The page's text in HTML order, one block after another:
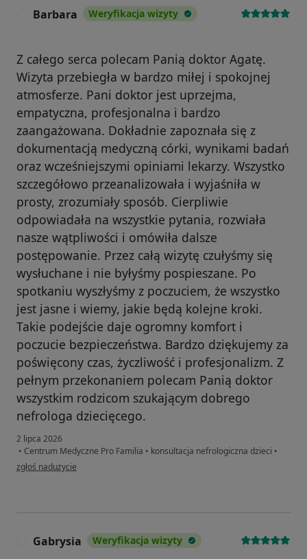
Barbara Weryfikacja wizyty
Z całego serca polecam Panią doktor Agatę.
Wizyta przebiegła w bardzo miłej i spokojnej
atmosferze. Pani doktor jest uprzejma,
empatyczna, profesjonalna i bardzo
zaangażowana. Dokładnie zapoznała się z
dokumentacją medyczną córki, wynikami badań
oraz wcześniejszymi opiniami lekarzy. Wszystko
szczegółowo przeanalizowała i wyjaśniła w
prosty, zrozumiały sposób. Cierpliwie
odpowiadała na wszystkie pytania, rozwiała
nasze wątpliwości i omówiła dalsze
postępowanie. Przez całą wizytę czułyśmy się
wysłuchane i nie byłyśmy pospieszane. Po
spotkaniu wyszłyśmy z poczuciem, że wszystko
jest jasne i wiemy, jakie będą kolejne kroki.
Takie podejście daje ogromny komfort i
poczucie bezpieczeństwa. Bardzo dziękujemy za
poświęcony czas, życzliwość i profesjonalizm. Z
pełnym przekonaniem polecam Panią doktor
wszystkim rodzicom szukającym dobrego
nefrologa dziecięcego.
2 lipca 2026
• Centrum Medyczne Pro Familia • konsultacja nefrologiczna dzieci •
w opinii użytkownika Barbara
zgłoś nadużycie
Gabrysia Weryfikacja wizyty